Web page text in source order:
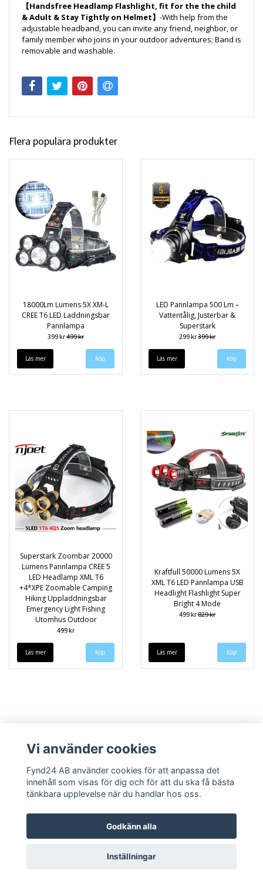
【Handsfree Headlamp Flashlight, fit for the the child
& Adult & Stay Tightly on Helmet】 -With help from the
adjustable headband, you can invite any friend, neighbor, or
family member who joins in your outdoor adventures; Band is
removable and washable.
Flera populära produkter
18000Lm Lumens 5X XM-L
CREE T6 LED Laddningsbar
Pannlampa
399 kr499 kr
Läs mer
LED Pannlampa 500 Lm –
Vattentålig, Justerbar &
Superstark
299 kr399 kr
Läs mer
Superstark Zoombar 20000
Lumens Pannlampa CREE 5
LED Headlamp XML T6
+4*XPE Zoomable Camping
Hiking Uppladdningsbar
Emergency Light Fishing
Utomhus Outdoor
499 kr
Läs mer
Kraftfull 50000 Lumens 5X
XML T6 LED Pannlampa USB
Headlight Flashlight Super
Bright 4 Mode
499 kr829 kr
Läs mer
Kontakt Om oss Blogga om oss Köpvillkor Returpolicy & Garanti
© Copyright 2026 Fynd24
Vi använder cookies
Fynd24 AB använder cookies för att anpassa det
innehåll som visas för dig och för att du ska få bästa
tänkbara upplevelse när du handlar hos oss.
Godkänn alla
Inställningar